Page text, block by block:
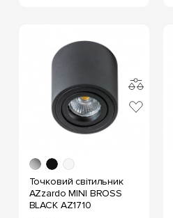
Точковий світильник
AZzardo MINI BROSS
BLACK AZ1710